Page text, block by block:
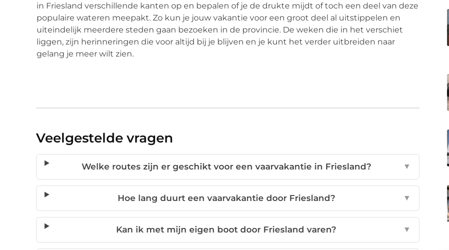
in Friesland verschillende kanten op en bepalen of je de drukte mijdt of toch een deel van deze
populaire wateren meepakt. Zo kun je jouw vakantie voor een groot deel al uitstippelen en
uiteindelijk meerdere steden gaan bezoeken in de provincie. De weken die in het verschiet
liggen, zijn herinneringen die voor altijd bij je blijven en je kunt het verder uitbreiden naar
gelang je meer wilt zien.
Veelgestelde vragen
Welke routes zijn er geschikt voor een vaarvakantie in Friesland? ▼
Hoe lang duurt een vaarvakantie door Friesland? ▼
Kan ik met mijn eigen boot door Friesland varen? ▼